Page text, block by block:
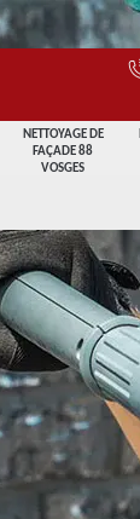
NETTOYAGE DE
FAÇADE 88
VOSGES